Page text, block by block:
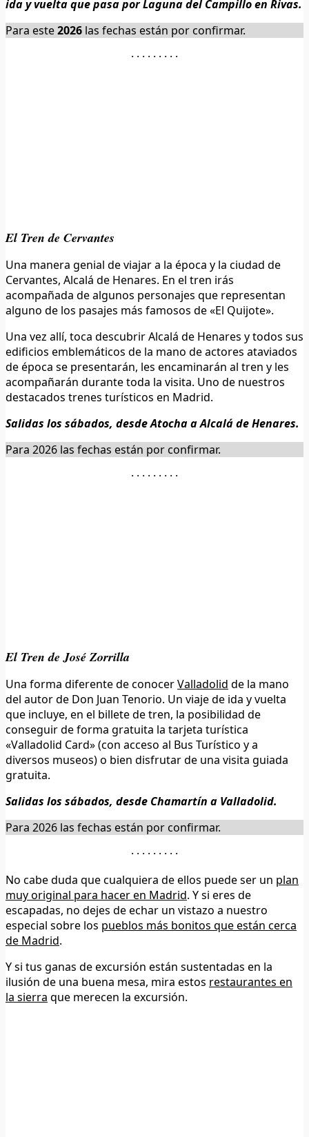
ida y vuelta que pasa por Laguna del Campillo en Rivas.
Para este2026 las fechas están por confirmar.
· · · · · · · · ·
El Tren de Cervantes
Una manera genial de viajar a la época y la ciudad de
Cervantes, Alcalá de Henares. En el tren irás
acompañada de algunos personajes que representan
alguno de los pasajes más famosos de «El Quijote».
Una vez allí, toca descubrir Alcalá de Henares y todos sus
edificios emblemáticos de la mano de actores ataviados
de época se presentarán, les encaminarán al tren y les
acompañarán durante toda la visita. Uno de nuestros
destacados trenes turísticos en Madrid.
Salidas los sábados, desde Atocha a Alcalá de Henares.
Para 2026 las fechas están por confirmar.
· · · · · · · · ·
El Tren de José Zorrilla
Una forma diferente de conocerValladolid de la mano
del autor de Don Juan Tenorio. Un viaje de ida y vuelta
que incluye, en el billete de tren, la posibilidad de
conseguir de forma gratuita la tarjeta turística
«Valladolid Card» (con acceso al Bus Turístico y a
diversos museos) o bien disfrutar de una visita guiada
gratuita.
Salidas los sábados, desde Chamartín a Valladolid.
Para 2026 las fechas están por confirmar.
· · · · · · · · ·
No cabe duda que cualquiera de ellos puede ser un plan
muy original para hacer en Madrid. Y si eres de
escapadas, no dejes de echar un vistazo a nuestro
especial sobre los pueblos más bonitos que están cerca
de Madrid.
Y si tus ganas de excursión están sustentadas en la
ilusión de una buena mesa, mira estos restaurantes en
la sierra que merecen la excursión.